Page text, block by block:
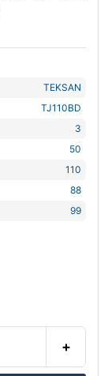
TEKSAN
TJ110BD
3
50
110
88
99
+